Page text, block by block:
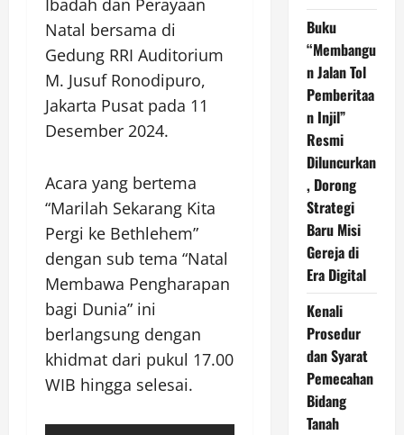
Ibadah dan Perayaan
Natal bersama di
Gedung RRI Auditorium
M. Jusuf Ronodipuro,
Jakarta Pusat pada 11
Desember 2024.
Acara yang bertema
“Marilah Sekarang Kita
Pergi ke Bethlehem”
dengan sub tema “Natal
Membawa Pengharapan
bagi Dunia” ini
berlangsung dengan
khidmat dari pukul 17.00
WIB hingga selesai.
Buku
“Membangu
n Jalan Tol
Pemberitaa
n Injil”
Resmi
Diluncurkan
, Dorong
Strategi
Baru Misi
Gereja di
Era Digital
Kenali
Prosedur
dan Syarat
Pemecahan
Bidang
Tanah